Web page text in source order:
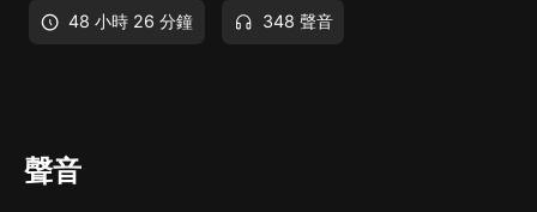
48 小時 26 分鐘 348 聲音
聲音